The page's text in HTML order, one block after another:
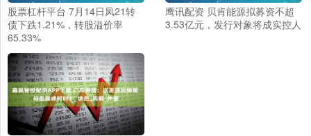
股票杠杆平台 7月14日凤21转
债下跌1.21%，转股溢价率
65.33%
鹰讯配资 贝肯能源拟募资不超
3.53亿元，发行对象将成实控人